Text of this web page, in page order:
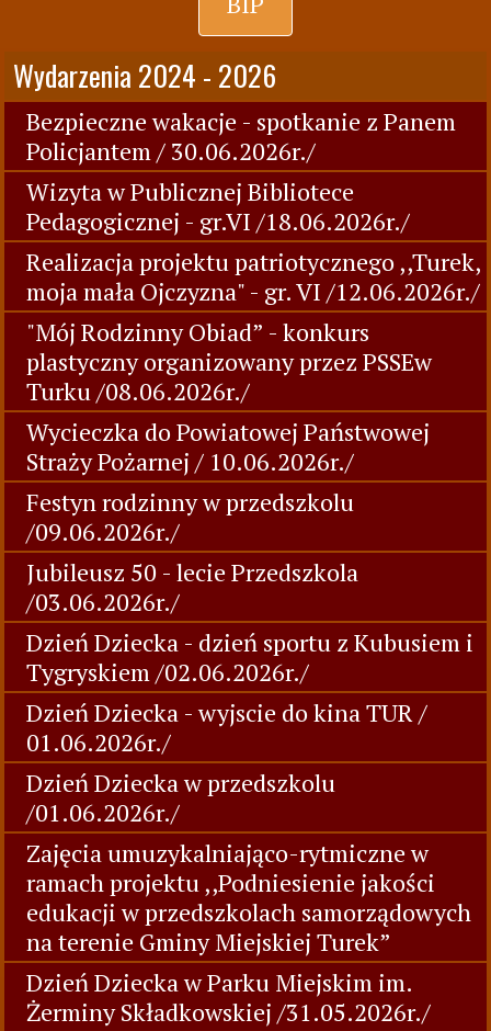
Wydarzenia 2024 - 2026
Bezpieczne wakacje - spotkanie z Panem
Policjantem / 30.06.2026r./
Wizyta w Publicznej Bibliotece
Pedagogicznej - gr.VI /18.06.2026r./
Realizacja projektu patriotycznego ,,Turek,
moja mała Ojczyzna" - gr. VI /12.06.2026r./
"Mój Rodzinny Obiad” - konkurs
plastyczny organizowany przez PSSEw
Turku /08.06.2026r./
Wycieczka do Powiatowej Państwowej
Straży Pożarnej / 10.06.2026r./
Festyn rodzinny w przedszkolu
/09.06.2026r./
Jubileusz 50 - lecie Przedszkola
/03.06.2026r./
Dzień Dziecka - dzień sportu z Kubusiem i
Tygryskiem /02.06.2026r./
Dzień Dziecka - wyjscie do kina TUR /
01.06.2026r./
Dzień Dziecka w przedszkolu
/01.06.2026r./
Zajęcia umuzykalniająco-rytmiczne w
ramach projektu ,,Podniesienie jakości
edukacji w przedszkolach samorządowych
na terenie Gminy Miejskiej Turek”
Dzień Dziecka w Parku Miejskim im.
Żerminy Składkowskiej /31.05.2026r./